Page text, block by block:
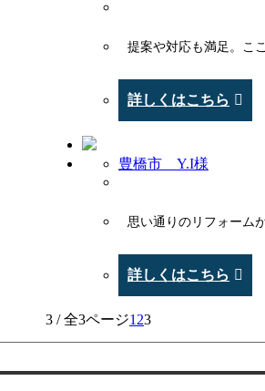
提案や対応も満足。こ
詳しくはこちら
豊橋市 Y.I様
思い通りのリフォーム
詳しくはこちら
3 / 全3ページ1 23